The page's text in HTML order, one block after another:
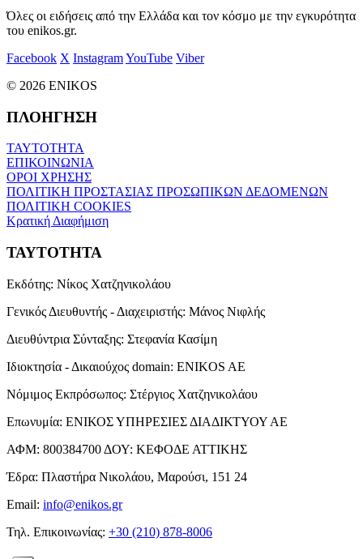
Όλες οι ειδήσεις από την Ελλάδα και τον κόσμο με την εγκυρότητα
του enikos.gr.
Facebook X InstagramYouTube Viber
© 2026 ENIKOS
ΠΛΟΗΓΗΣΗ
ΤΑΥΤΟΤΗΤΑ
ΕΠΙΚΟΙΝΩΝΙΑ
ΟΡΟΙ ΧΡΗΣΗΣ
ΠΟΛΙΤΙΚΗ ΠΡΟΣΤΑΣΙΑΣ ΠΡΟΣΩΠΙΚΩΝ ΔΕΔΟΜΕΝΩΝ
ΠΟΛΙΤΙΚΗ COOKIES
Κρατική Διαφήμιση
ΤΑΥΤΟΤΗΤΑ
Εκδότης: Νίκος Χατζηνικολάου
Γενικός Διευθυντής - Διαχειριστής: Μάνος Νιφλής
Διευθύντρια Σύνταξης: Στεφανία Κασίμη
Ιδιοκτησία - Δικαιούχος domain: ENIKOS AE
Νόμιμος Εκπρόσωπος: Στέργιος Χατζηνικολάου
Επωνυμία: ΕΝΙΚΟΣ ΥΠΗΡΕΣΙΕΣ ΔΙΑΔΙΚΤΥΟΥ ΑΕ
ΑΦΜ: 800384700 ΔΟΥ: ΚΕΦΟΔΕ ΑΤΤΙΚΗΣ
Έδρα: Πλαστήρα Νικολάου, Μαρούσι, 151 24
Email: info@enikos.gr
Τηλ. Επικοινωνίας: +30 (210) 878-8006